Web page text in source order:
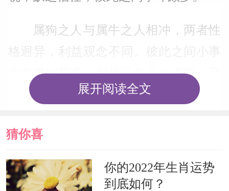
属狗之人与属牛之人相冲，两者性
之中摩擦甚多。相处日久心生嫌隙。乃
中下之配。
属狗之人与属鸡之人相冲，两者关
两人互有猜忌，生活必艰难困苦。绝非
展开阅读全文
猜你喜
欢
你的2022年生肖运势
到底如何？